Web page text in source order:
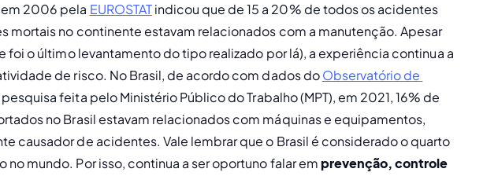
2006 pela EUROSTAT indicou que de 15 a 20% de todos os acidentes
mortais no continente estavam relacionados com a manutenção. Apesar
foi o último levantamento do tipo realizado por lá), a experiência continua a
de risco. No Brasil, de acordo com dados do Observatório de
feita pelo Ministério Público do Trabalho (MPT), em 2021, 16% de
no Brasil estavam relacionados com máquinas e equipamentos,
causador de acidentes. Vale lembrar que o Brasil é considerado o quarto
mundo. Por isso, continua a ser oportuno falar em prevenção, controle